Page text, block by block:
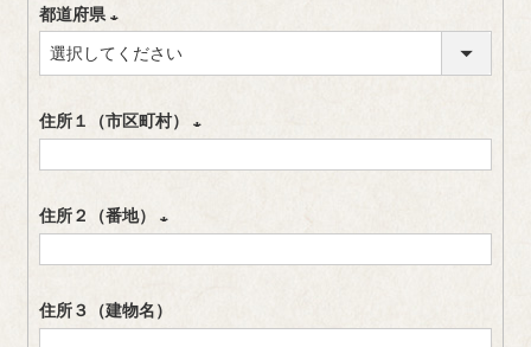
須
)
都道府県
(
須
住所１（市区町村）
(
須
)
住所２（番地）
(
須
住所３（建物名）